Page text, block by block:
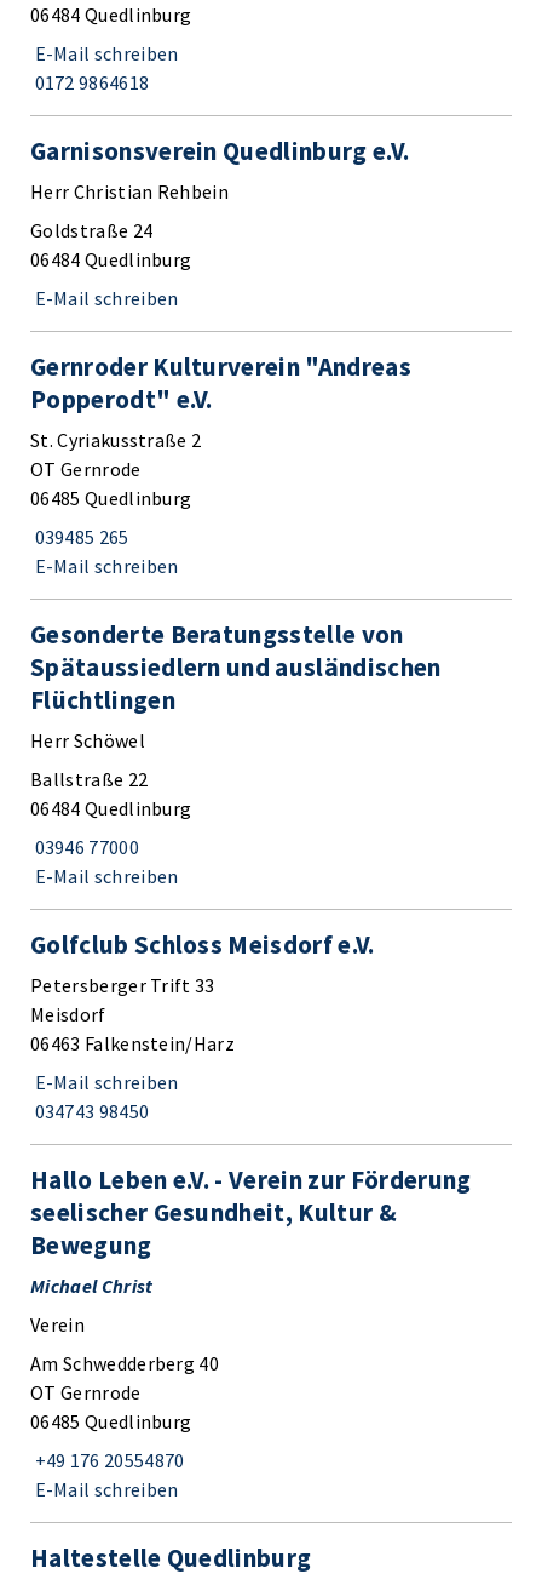
06484 Quedlinburg
E-Mail schreiben
0172 9864618
Garnisonsverein Quedlinburg e.V.
Herr Christian Rehbein
Goldstraße 24
06484 Quedlinburg
E-Mail schreiben
Gernroder Kulturverein "Andreas
Popperodt" e.V.
St. Cyriakusstraße 2
OT Gernrode
06485 Quedlinburg
039485 265
E-Mail schreiben
Gesonderte Beratungsstelle von
Spätaussiedlern und ausländischen
Flüchtlingen
Herr Schöwel
Ballstraße 22
06484 Quedlinburg
03946 77000
E-Mail schreiben
Golfclub Schloss Meisdorf e.V.
Petersberger Trift 33
Meisdorf
06463 Falkenstein/Harz
E-Mail schreiben
034743 98450
Hallo Leben e.V. - Verein zur Förderung
seelischer Gesundheit, Kultur &
Bewegung
Michael Christ
Verein
Am Schwedderberg 40
OT Gernrode
06485 Quedlinburg
+49 176 20554870
E-Mail schreiben
Haltestelle Quedlinburg